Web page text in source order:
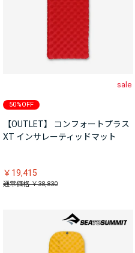
sale
50%OFF
【OUTLET】 コンフォートプラス
XT インサレーティッドマット
￥19,415
通常価格 ￥38,830